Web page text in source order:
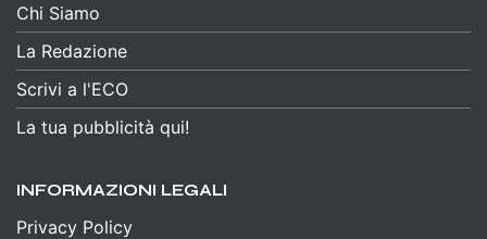
Chi Siamo
La Redazione
Scrivi a l'ECO
La tua pubblicità qui!
INFORMAZIONI LEGALI
Privacy Policy